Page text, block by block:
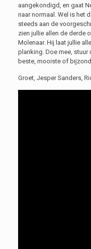
aangekondigd, en gaat
naar normaal. Wel is het
steeds aan de
zien jullie allen de derde
Molenaar. Hij laat jullie
planking. Doe mee, stuur
beste, mooiste of
Groet, Jesper Sanders,